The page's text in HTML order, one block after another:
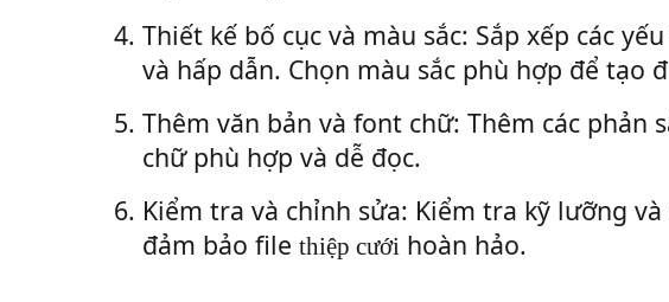
4. Thiết kế bố cục và màu sắc: Sắp xếp các
và hấp dẫn. Chọn màu sắc phù hợp để tạo
5. Thêm văn bản và font chữ: Thêm các phản
chữ phù hợp và dễ đọc.
6. Kiểm tra và chỉnh sửa: Kiểm tra kỹ lưỡng
đảm bảo file thiệp cưới hoàn hảo.